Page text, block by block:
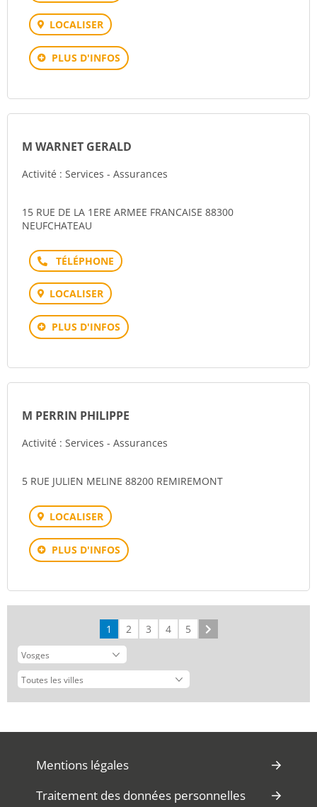
LOCALISER
PLUS D'INFOS
M WARNET GERALD
Activité : Services - Assurances
15 RUE DE LA 1ERE ARMEE FRANCAISE 88300
NEUFCHATEAU
Téléphone
LOCALISER
PLUS D'INFOS
M PERRIN PHILIPPE
Activité : Services - Assurances
5 RUE JULIEN MELINE 88200 REMIREMONT
LOCALISER
PLUS D'INFOS
1 2 3 4 5
Mentions légales
Traitement des données personnelles